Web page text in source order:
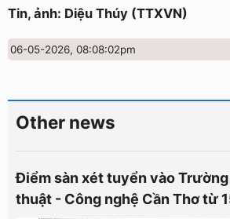
Tin, ảnh: Diệu Thúy (TTXVN)
06-05-2026, 08:08:02pm
Other news
Điểm sàn xét tuyển vào
thuật - Công nghệ Cần Thơ từ